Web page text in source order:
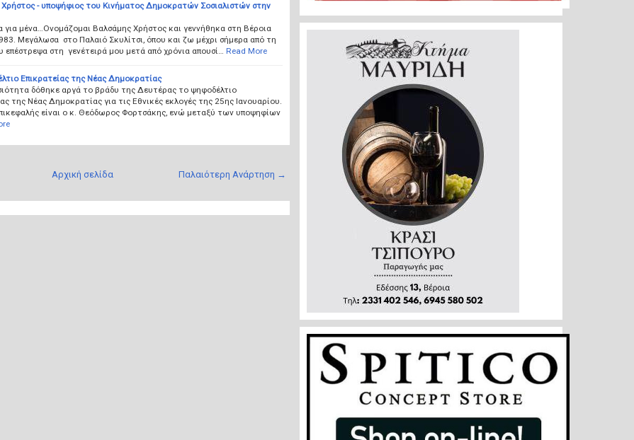
- υποψήφιος του Κινήματος Δημοκρατών Σοσιαλιστών στην
για μένα…Ονομάζομαι Βαλσάμης Χρήστος και γεννήθηκα στη Βέροια
Μεγάλωσα στο Παλαιό Σκυλίτσι, όπου και ζω μέχρι σήμερα από τη
επέστρεψα στη γενέτειρά μου μετά από χρόνια απουσί…
Read More
Επικρατείας της Νέας Δημοκρατίας
δόθηκε αργά το βράδυ της Δευτέρας το ψηφοδέλτιο
της Νέας Δημοκρατίας για τις Εθνικές εκλογές της 25ης Ιανουαρίου.
είναι ο κ. Θεόδωρος Φορτσάκης, ενώ μεταξύ των υποψηφίων
Παλαιότερη Ανάρτηση →
Αρχική σελίδα